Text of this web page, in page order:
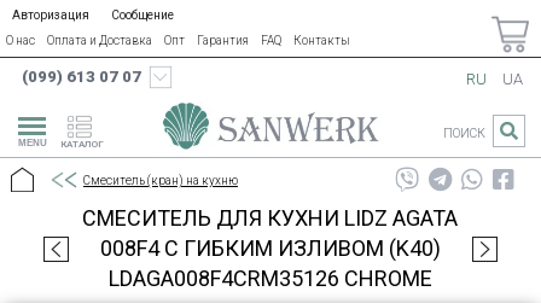
Авторизация
Сообщение
О нас
Оплата и Доставка Опт Гарантия FAQ Контакты
(099) 613 07 07
КАТАЛОГ
RU UA
ПОИСК
Смеситель (кран) на кухню
СМЕСИТЕЛЬ ДЛЯ КУХНИ LIDZ AGATA
008F4 С ГИБКИМ ИЗЛИВОМ (K40)
LDAGA008F4CRM35126 CHROME